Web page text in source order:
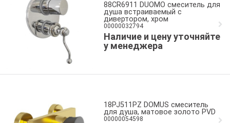
88CR6911 DUOMO смеситель для
душа встраиваемый с
дивертором, хром
00000032794
Наличие и цену уточняйте
у менеджера
18PJ511PZ DOMUS смеситель
для душа, матовое золото PVD
00000054598